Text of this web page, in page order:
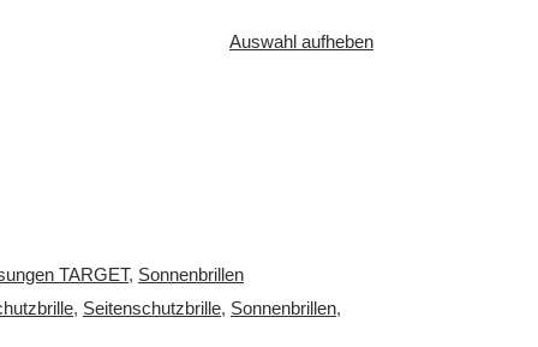
Auswahl aufheben
TARGET, Sonnenbrillen
, Seitenschutzbrille, Sonnenbrillen,